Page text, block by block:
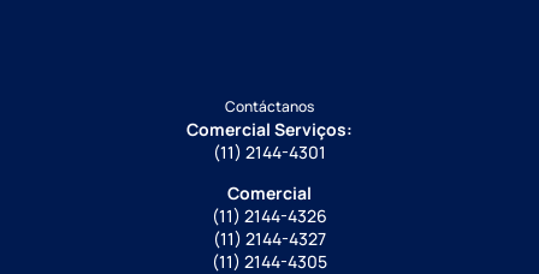
Contáctanos
Comercial Serviços:
(11) 2144-4301
Comercial
(11) 2144-4326
(11) 2144-4327
(11) 2144-4305